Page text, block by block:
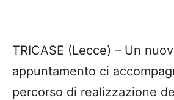
TRICASE (Lecce) – Un
appuntamento ci
percorso di realizzazione